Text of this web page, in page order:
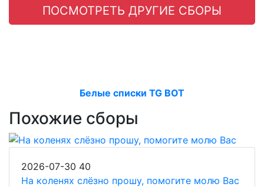
ПОСМОТРЕТЬ ДРУГИЕ СБОРЫ
Белые списки TG BOT
Похожие сборы
2026-07-30 40
На коленях слёзно прошу, помогите молю Вас